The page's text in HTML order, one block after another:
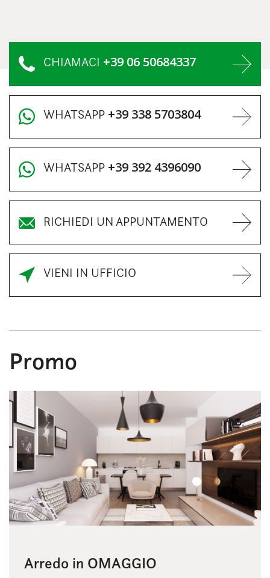
CHIAMACI +39 06 50684337
WHATSAPP +39 338 5703804
WHATSAPP +39 392 4396090
RICHIEDI UN APPUNTAMENTO
VIENI IN UFFICIO
Promo
Arredo in OMAGGIO